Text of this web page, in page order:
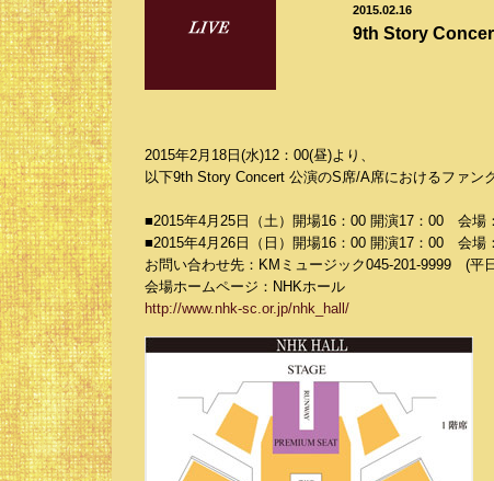
2015.02.16
9th Story
2015年2月18日(水)12：00(昼)より、
以下9th Story Concert 公演のS席/A席におけるファン
■2015年4月25日（土）開場16：00 開演17：00 会場
■2015年4月26日（日）開場16：00 開演17：00 会場
お問い合わせ先：KMミュージック045-201-9999 (平
会場ホームページ：NHKホール
http://www.nhk-sc.or.jp/nhk_hall/